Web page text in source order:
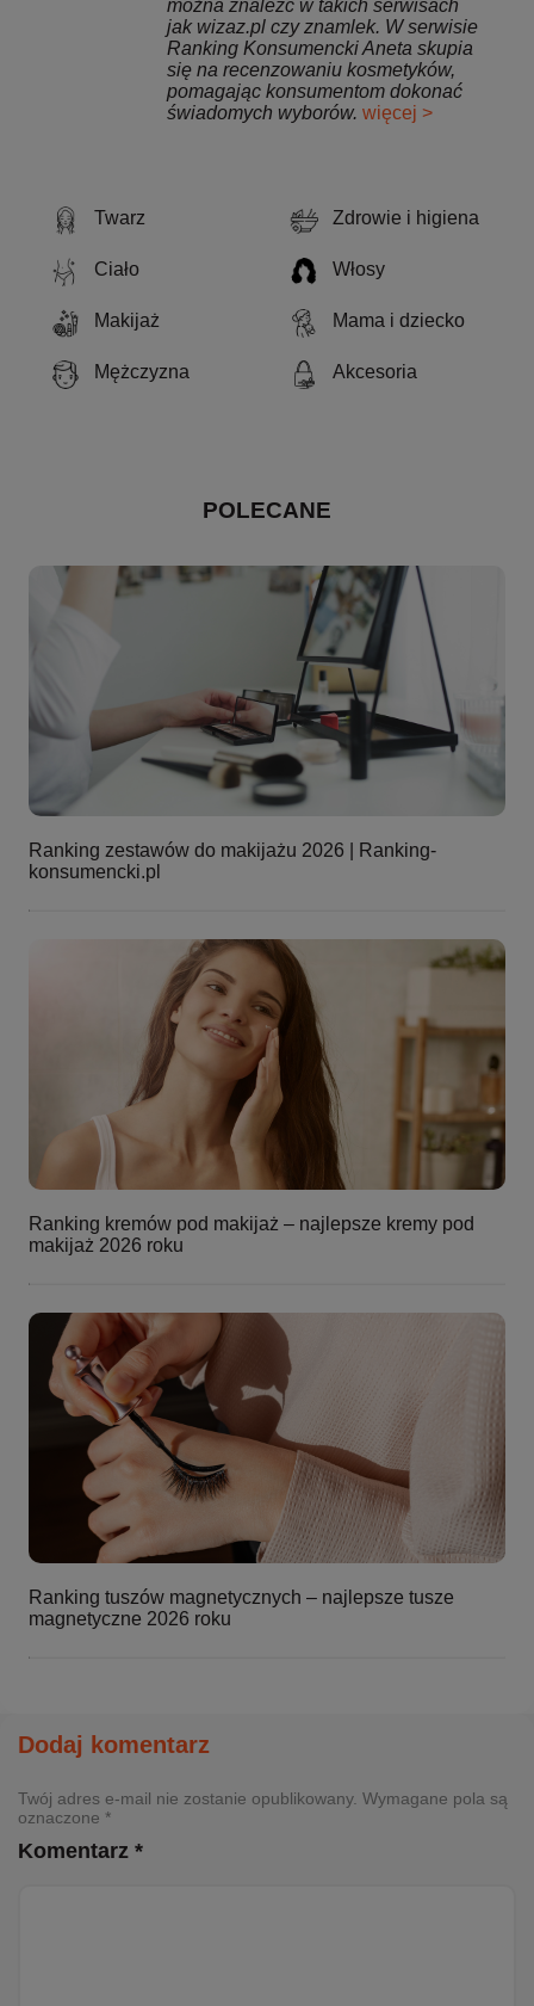
Twarz Zdrowie i higiena
Ciało Włosy
Makijaż Mama i dziecko
Mężczyzna Akcesoria
POLECANE
Ranking zestawów do makijażu 2026 | Ranking-
konsumencki.pl
Ranking kremów pod makijaż – najlepsze kremy pod
makijaż 2026 roku
Ranking tuszów magnetycznych – najlepsze tusze
magnetyczne 2026 roku
można znaleźć w takich serwisach
jak wizaz.pl czy znamlek. W serwisie
Ranking Konsumencki Aneta skupia
się na recenzowaniu kosmetyków,
pomagając konsumentom dokonać
świadomych wyborów. więcej >
Dodaj komentarz
Twój adres e-mail nie zostanie opublikowany. Wymagane pola są
oznaczone *
Komentarz *